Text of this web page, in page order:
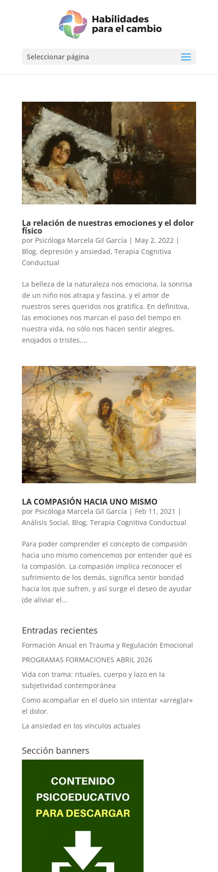
Seleccionar página
La relación de nuestras emociones y el dolor
físico
por Psicóloga Marcela Gil García | May 2, 2022 |
Blog, depresión y ansiedad, Terapia Cognitiva
Conductual
La belleza de la naturaleza nos emociona, la sonrisa
de un niño nos atrapa y fascina, y el amor de
nuestros seres queridos nos gratifica. En definitiva,
las emociones nos marcan el paso del tiempo en
nuestra vida, no sólo nos hacen sentir alegres,
enojados o tristes,...
LA COMPASIÓN HACIA UNO MISMO
por Psicóloga Marcela Gil García | Feb 11, 2021 |
Análisis Social, Blog, Terapia Cognitiva Conductual
Para poder comprender el concepto de compasión
hacia uno mismo comencemos por entender qué es
la compasión. La compasión implica reconocer el
sufrimiento de los demás, significa sentir bondad
hacia los que sufren, y así surge el deseo de ayudar
(de aliviar el...
Entradas recientes
Formación Anual en Trauma y Regulación Emocional
PROGRAMAS FORMACIONES ABRIL 2026
Vida con trama: rituales, cuerpo y lazo en la
subjetividad contemporánea
Como acompañar en el duelo sin intentar «arreglar»
el dolor.
La ansiedad en los vínculos actuales
Sección banners